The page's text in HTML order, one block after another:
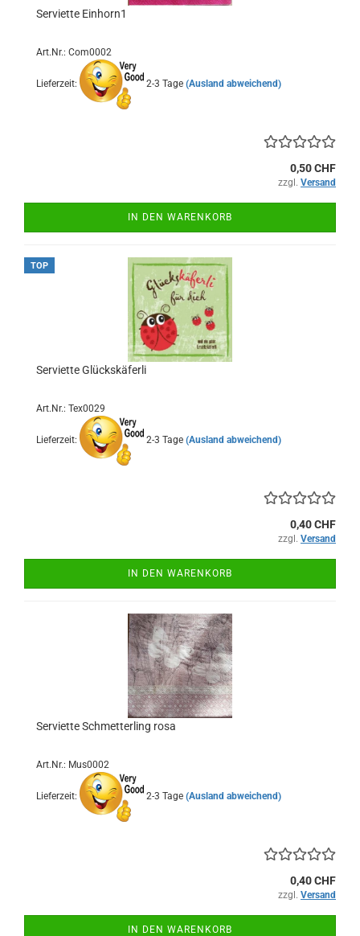
Serviette Einhorn1
Art.Nr.: Com0002
Lieferzeit: 2-3 Tage (Ausland abweichend)
0,50 CHF
zzgl. Versand
IN DEN WARENKORB
TOP
Serviette Glückskäferli
Art.Nr.: Tex0029
Lieferzeit: 2-3 Tage (Ausland abweichend)
0,40 CHF
zzgl. Versand
IN DEN WARENKORB
Serviette Schmetterling rosa
Art.Nr.: Mus0002
Lieferzeit: 2-3 Tage (Ausland abweichend)
0,40 CHF
zzgl. Versand
IN DEN WARENKORB